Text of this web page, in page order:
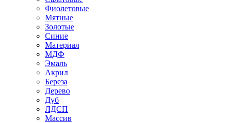
Фиолетовые
Мятные
Золотые
Синие
Материал
МДФ
Эмаль
Акрил
Береза
Дерево
Дуб
ЛДСП
Массив